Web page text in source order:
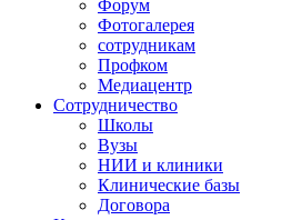
Форум
Фотогалерея
сотрудникам
Профком
Медиацентр
Сотрудничество
Школы
Вузы
НИИ и клиники
Клинические базы
Договора